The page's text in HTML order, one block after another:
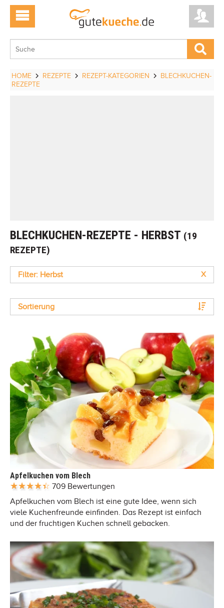
HOME REZEPTE REZEPT-KATEGORIEN
BLECHKUCHEN-
REZEPTE
BLECHKUCHEN-REZEPTE - HERBST (19
REZEPTE)
Filter: Herbst X
Sortierung
Apfelkuchen vom Blech
709 Bewertungen
Apfelkuchen vom Blech ist eine gute Idee, wenn sich
viele Kuchenfreunde einfinden. Das Rezept ist einfach
und der fruchtigen Kuchen schnell gebacken.